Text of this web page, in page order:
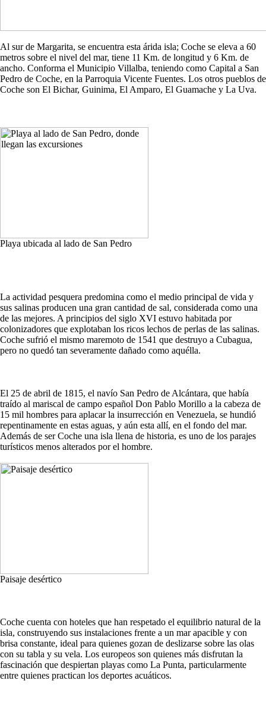
Al sur de Margarita, se encuentra esta árida isla; Coche se eleva a 60
metros sobre el nivel del mar, tiene 11 Km. de longitud y 6 Km. de
ancho. Conforma el Municipio Villalba, teniendo como Capital a San
Pedro de Coche, en la Parroquia Vicente Fuentes. Los otros pueblos de
Coche son El Bichar, Guinima, El Amparo, El Guamache y La Uva.
Playa ubicada al lado de San Pedro
La actividad pesquera predomina como el medio principal de vida y
sus salinas producen una gran cantidad de sal, considerada como una
de las mejores. A principios del siglo XVI estuvo habitada por
colonizadores que explotaban los ricos lechos de perlas de las salinas.
Coche sufrió el mismo maremoto de 1541 que destruyo a Cubagua,
pero no quedó tan severamente dañado como aquélla.
El 25 de abril de 1815, el navío San Pedro de Alcántara, que había
traído al mariscal de campo español Don Pablo Morillo a la cabeza de
15 mil hombres para aplacar la insurrección en Venezuela, se hundió
repentinamente en estas aguas, y aún esta allí, en el fondo del mar.
Además de ser Coche una isla llena de historia, es uno de los parajes
turísticos menos alterados por el hombre.
Paisaje desértico
Coche cuenta con hoteles que han respetado el equilibrio natural de la
isla, construyendo sus instalaciones frente a un mar apacible y con
brisa constante, ideal para quienes gozan de deslizarse sobre las olas
con su tabla y su vela. Los europeos son quienes más disfrutan la
fascinación que despiertan playas como La Punta, particularmente
entre quienes practican los deportes acuáticos.